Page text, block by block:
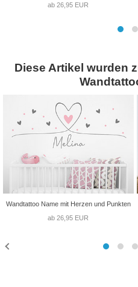
ab 26,95 EUR
Diese Artikel wurden
Wandtattoo Name mit Herzen und Punkten
ab 26,95 EUR